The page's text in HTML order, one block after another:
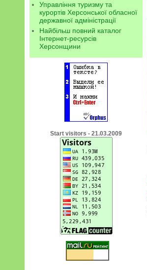
Управління туризму та
курортів Херсонської обласної
державної адміністрації
Найбільш повний каталог
Інтернет-ресурсів
Херсонщини
Start visitors - 21.03.2009